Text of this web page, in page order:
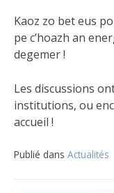
Kaoz zo bet eus
pe c’hoazh an
degemer !
Les discussions
institutions, ou
accueil !
Publié dans Actualités